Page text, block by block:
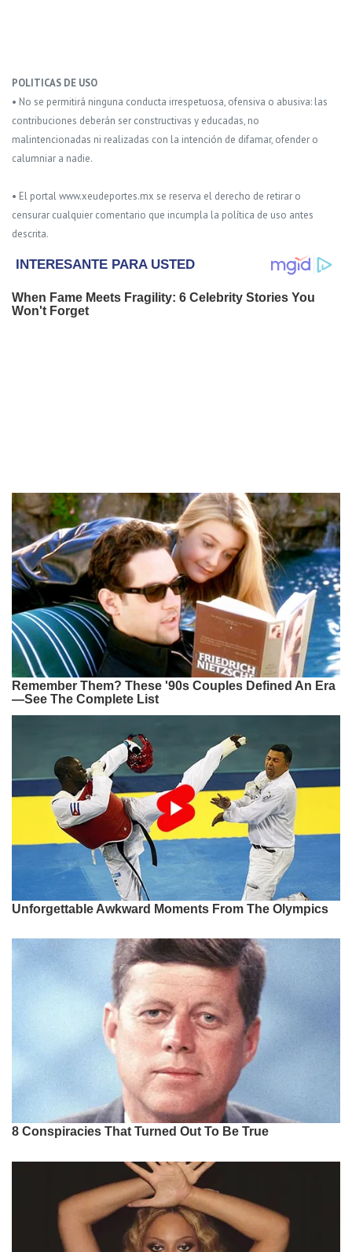
POLITICAS DE USO
• No se permitirá ninguna conducta irrespetuosa, ofensiva o abusiva: las
contribuciones deberán ser constructivas y educadas, no
malintencionadas ni realizadas con la intención de difamar, ofender o
calumniar a nadie.
• El portal www.xeudeportes.mx se reserva el derecho de retirar o
censurar cualquier comentario que incumpla la política de uso antes
descrita.